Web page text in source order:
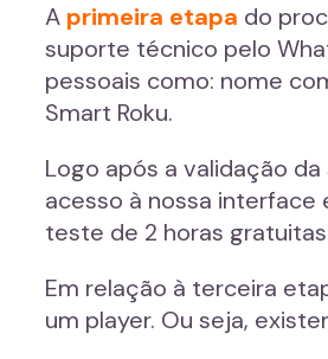
A primeira etapa do
suporte técnico pelo
pessoais como: nome
Smart Roku.
Logo após a validação
acesso à nossa interface
teste de 2 horas
Em relação à terceira
um player. Ou seja,